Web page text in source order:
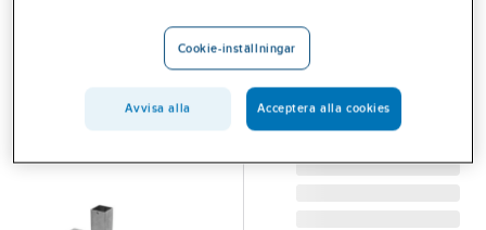
HÖRNKRYSS
40x40x2MM
Cookie-inställningar
Avvisa alla Acceptera alla cookies